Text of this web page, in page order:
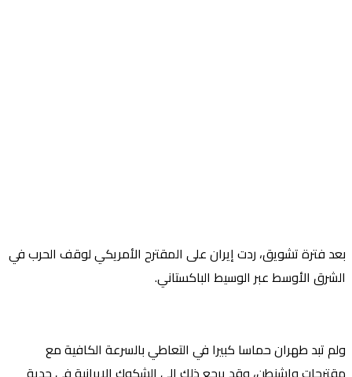
بعد فترة تشويق، ردت إيران على المقترح الأمريكي لوقف الحرب في
الشرق الأوسط عبر الوسيط الباكستاني.
ولم تبد طهران حماسا كبيرا في التعاطي بالسرعة الكافية مع